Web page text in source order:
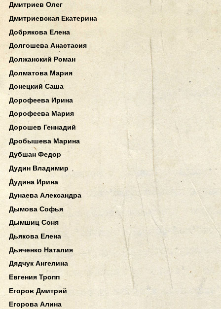
Дмитриев Олег
Дмитриевская Екатерина
Добрякова Елена
Долгошева Анастасия
Должанский Роман
Долматова Мария
Донецкий Саша
Дорофеева Ирина
Дорофеева Мария
Дорошев Геннадий
Дробышева Марина
Дубшан Федор
Дудин Владимир
Дудина Ирина
Дунаева Александра
Дымова Софья
Дымшиц Соня
Дьякова Елена
Дьяченко Наталия
Дядчук Ангелина
Евгения Тропп
Егоров Дмитрий
Егорова Алина